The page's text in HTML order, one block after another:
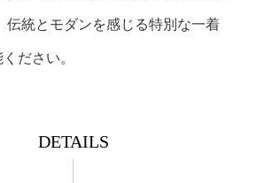
伝統とモダンを感じる特別な一着
ださい。
DETAILS